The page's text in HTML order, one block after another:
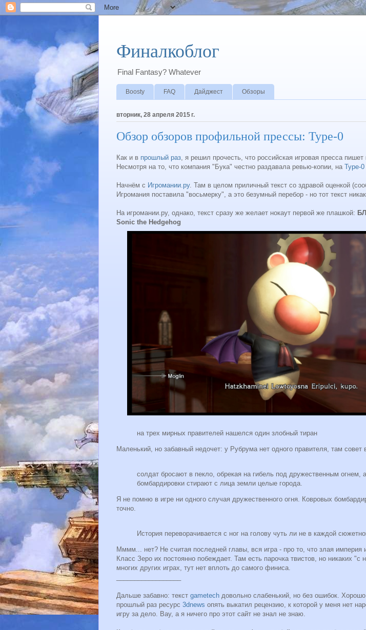
Финалкоблог
Final Fantasy? Whatever
Boosty FAQ Дайджест Обзоры
вторник, 28 апреля 2015 г.
Обзор обзоров профильной прессы: Type-0
Как и в прошлый раз, я решил прочесть, что российская игровая пресса
Несмотря на то, что компания "Бука" честно раздавала ревью-копии, на Type-0
Начнём с Игромании.ру. Там в целом приличный текст со здравой оценкой
Игромания поставила "восьмерку", а это безумный перебор - но тот текст
На игромании.ру, однако, текст сразу же желает нокаут первой же плашкой:
Sonic the Hedgehog
на трех мирных правителей нашелся один злобный тиран
Маленький, но забавный недочет: у Рубрума нет одного правителя, там совет
солдат бросают в пекло, обрекая на гибель под дружественным огнем,
бомбардировки стирают с лица земли целые города.
Я не помню в игре ни одного случая дружественного огня. Ковровых
точно.
История переворачивается с ног на голову чуть ли не в каждой
Мммм... нет? Не считая последней главы, вся игра - про то, что злая империя
Класс Зеро их постоянно побеждает. Там есть парочка твистов, но никаких "с
многих других играх, тут нет вплоть до самого финиса.
Дальше забавно: текст gametech довольно слабенький, но без ошибок.
прошлый раз ресурс 3dnews опять выкатил рецензию, к которой у меня нет
игру за дело. Вау, а я ничего про этот сайт не знал не знаю.